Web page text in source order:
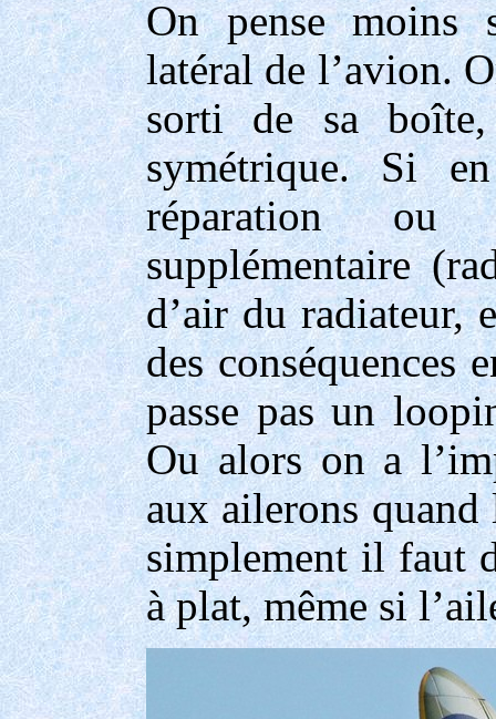
On pense moins
latéral de l’avion.
sorti de sa boîte,
symétrique. Si
réparation ou
supplémentaire
d’air du radiateur,
des conséquences
passe pas un
Ou alors on a
aux ailerons
simplement il faut
à plat, même si